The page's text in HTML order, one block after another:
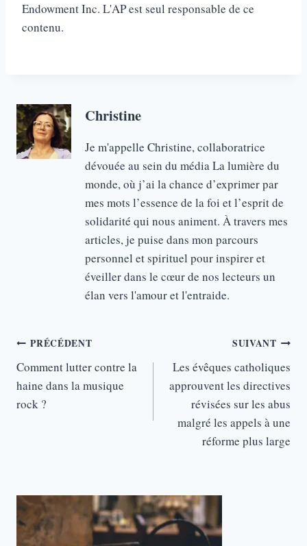
Endowment Inc. L'AP est seul responsable de ce
contenu.
Christine
Je m'appelle Christine, collaboratrice
dévouée au sein du média La lumière du
monde, où j’ai la chance d’exprimer par
mes mots l’essence de la foi et l’esprit de
solidarité qui nous animent. À travers mes
articles, je puise dans mon parcours
personnel et spirituel pour inspirer et
éveiller dans le cœur de nos lecteurs un
élan vers l'amour et l'entraide.
Navigation
de
l’article
PRÉCÉDENT
Comment lutter contre la
haine dans la musique
rock ?
SUIVANT
Les évêques catholiques
approuvent les directives
révisées sur les abus
malgré les appels à une
réforme plus large